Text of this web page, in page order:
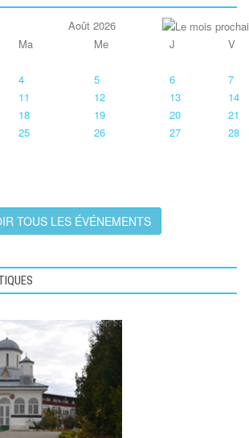
Août 2026
Ma Me J V
4 5 6
7
11 12 13
14
18 19 20
21
25 26 27
28
TOUS LES ÉVÉNEMENTS